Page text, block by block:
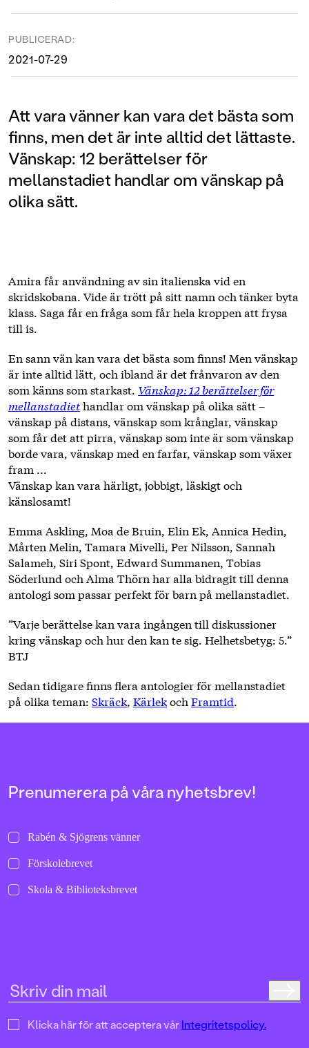
PUBLICERAD:
2021-07-29
Att vara vänner kan vara det bästa som
finns, men det är inte alltid det lättaste.
Vänskap: 12 berättelser för
mellanstadiet handlar om vänskap på
olika sätt.
Amira får användning av sin italienska vid en
skridskobana. Vide är trött på sitt namn och tänker byta
klass. Saga får en fråga som får hela kroppen att frysa
till is.
En sann vän kan vara det bästa som finns! Men vänskap
är inte alltid lätt, och ibland är det frånvaron av den
som känns som starkast. Vänskap: 12 berättelser för
mellanstadiethandlar om vänskap på olika sätt –
vänskap på distans, vänskap som krånglar, vänskap
som får det att pirra, vänskap som inte är som vänskap
borde vara, vänskap med en farfar, vänskap som växer
fram ...
Vänskap kan vara härligt, jobbigt, läskigt och
känslosamt!
Emma Askling, Moa de Bruin, Elin Ek, Annica Hedin,
Mårten Melin, Tamara Mivelli, Per Nilsson, Sannah
Salameh, Siri Spont, Edward Summanen, Tobias
Söderlund och Alma Thörn har alla bidragit till denna
antologi som passar perfekt för barn på mellanstadiet.
”Varje berättelse kan vara ingången till diskussioner
kring vänskap och hur den kan te sig. Helhetsbetyg: 5.”
BTJ
Sedan tidigare finns flera antologier för mellanstadiet
på olika teman: Skräck, Kärlekoch Framtid.
Prenumerera på våra nyhetsbrev!
Rabén & Sjögrens vänner
Förskolebrevet
Skola & Biblioteksbrevet
Klicka här för att acceptera vårIntegritetspolicy.